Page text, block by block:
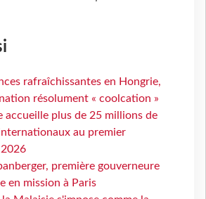
rafraîchissantes en Hongrie,
résolument « coolcation »
accueille plus de 25 millions de
au premier
première gouverneure
en mission à Paris